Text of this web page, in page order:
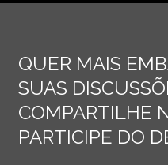
QUER MAIS
SUAS
COMPARTILHE
PARTICIPE DO